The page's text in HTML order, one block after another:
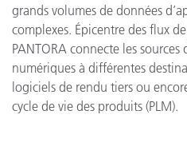
grands volumes de données
complexes. Épicentre des flux
PANTORA connecte les sources
numériques à différentes
logiciels de rendu tiers ou
cycle de vie des produits (PLM).